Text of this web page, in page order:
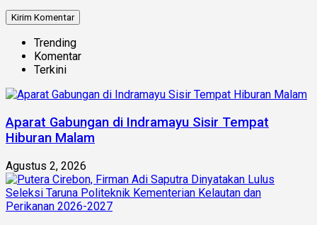
Trending
Komentar
Terkini
Aparat Gabungan di Indramayu Sisir Tempat
Hiburan Malam
Agustus 2, 2026